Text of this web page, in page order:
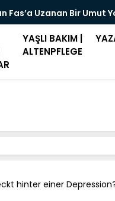
Fas’a Uzanan Bir Umut
YAŞLI BAKIM |
ALTENPFLEGE
hinter einer